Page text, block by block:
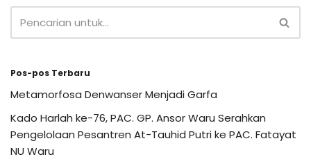
Pos-pos Terbaru
Metamorfosa Denwanser Menjadi Garfa
Kado Harlah ke-76, PAC. GP. Ansor Waru Serahkan
Pengelolaan Pesantren At-Tauhid Putri ke PAC. Fatayat
NU Waru